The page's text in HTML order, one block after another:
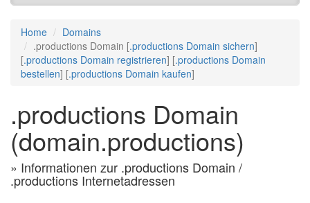
Home
Domains
.productions Domain [.productions Domain sichern]
[.productions Domain registrieren] [.productions Domain
bestellen] [.productions Domain kaufen]
.productions Domain
(domain.productions)
» Informationen zur .productions Domain /
.productions Internetadressen